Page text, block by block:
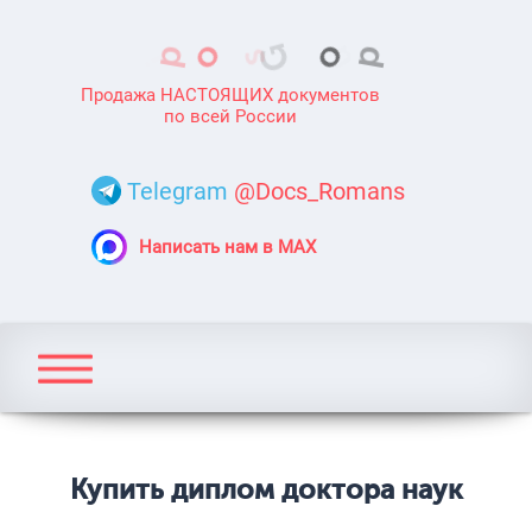
Продажа НАСТОЯЩИХ документов
по всей России
Telegram @Docs_Romans
Написать нам в MAX
Купить диплом доктора наук